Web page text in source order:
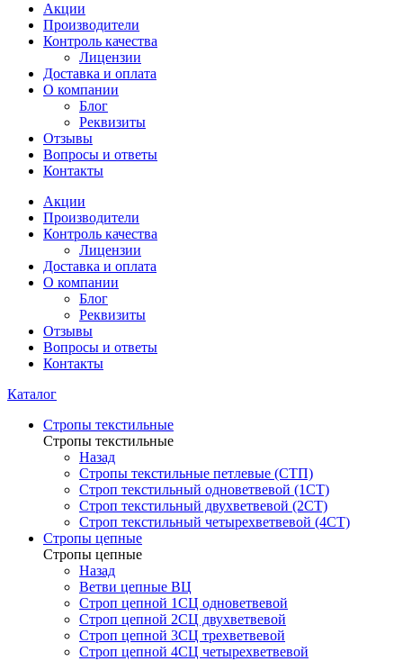
Акции
Производители
Контроль качества
Лицензии
Доставка и оплата
О компании
Блог
Реквизиты
Отзывы
Вопросы и ответы
Контакты
Акции
Производители
Контроль качества
Лицензии
Доставка и оплата
О компании
Блог
Реквизиты
Отзывы
Вопросы и ответы
Контакты
Каталог
Стропы текстильные
Стропы текстильные
Назад
Стропы текстильные петлевые (СТП)
Строп текстильный одноветвевой (1СТ)
Строп текстильный двухветвевой (2СТ)
Строп текстильный четырехветвевой (4СТ)
Стропы цепные
Стропы цепные
Назад
Ветви цепные ВЦ
Строп цепной 1СЦ одноветвевой
Строп цепной 2СЦ двухветвевой
Строп цепной 3СЦ трехветвевой
Строп цепной 4СЦ четырехветвевой